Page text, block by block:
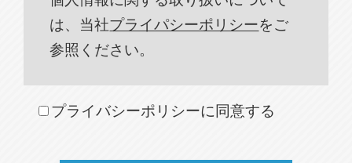
は、当社プライパシーポリシーをご
参照ください。
プライバシーポリシーに同意する